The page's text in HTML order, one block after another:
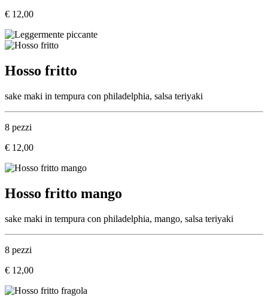
€ 12,00
Hosso fritto
sake maki in tempura con philadelphia, salsa teriyaki
8 pezzi
€ 12,00
Hosso fritto mango
sake maki in tempura con philadelphia, mango, salsa teriyaki
8 pezzi
€ 12,00